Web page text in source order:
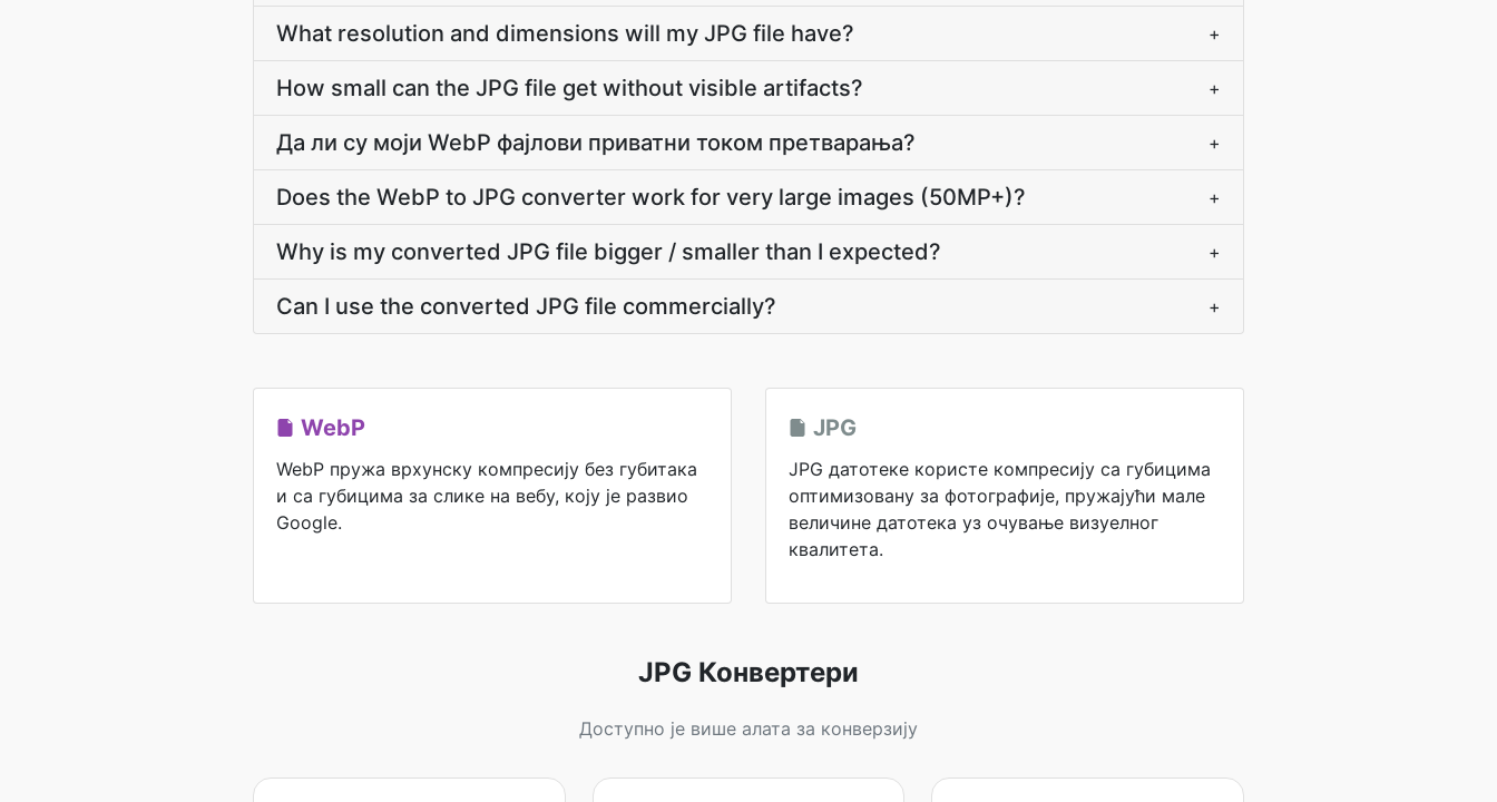
What resolution and dimensions will my JPG file have? +
How small can the JPG file get without visible artifacts? +
Да ли су моји WebP фајлови приватни током претварања? +
Does the WebP to JPG converter work for very large images (50MP+)? +
Why is my converted JPG file bigger / smaller than I expected? +
Can I use the converted JPG file commercially? +
WebP
WebP пружа врхунску компресију без губитака
и са губицима за слике на вебу, коју је развио
Google.
JPG
JPG датотеке користе компресију са губицима
оптимизовану за фотографије, пружајући мале
величине датотека уз очување визуелног
квалитета.
JPG Конвертери
Доступно је више алата за конверзију